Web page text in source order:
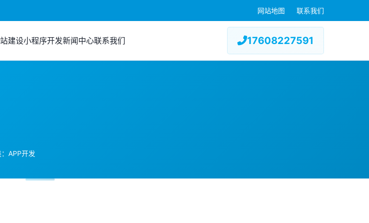
网站地图 联系我们
建设小程序开发新闻中心联系我们 17608227591
APP开发